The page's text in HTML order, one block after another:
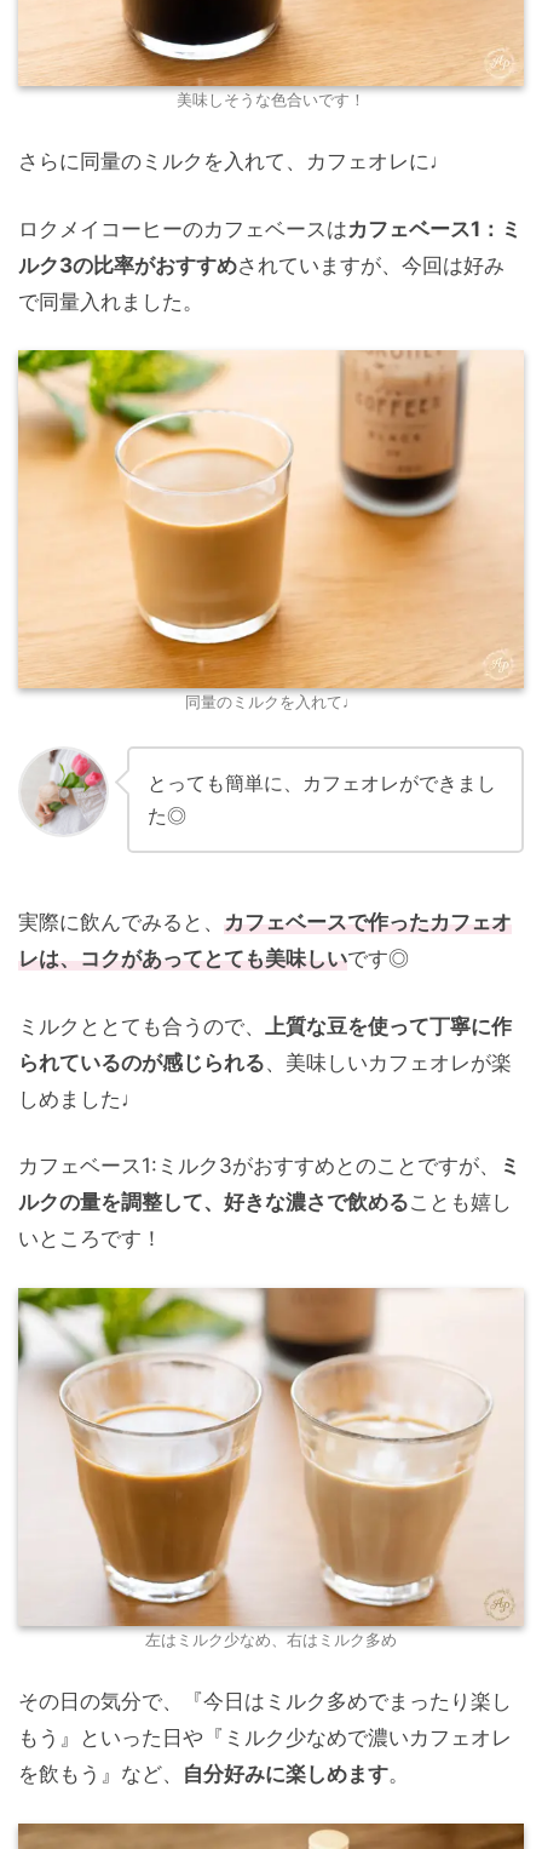
美味しそうな色合いです！
さらに同量のミルクを入れて、カフェオレに♩
ロクメイコーヒーのカフェベースはカフェベース1：ミ
ルク3の比率がおすすめされていますが、今回は好み
で同量入れました。
同量のミルクを入れて♩
とっても簡単に、カフェオレができまし
た◎
実際に飲んでみると、 カフェベースで作ったカフェオ
レは、コクがあってとても美味しいです◎
ミルクととても合うので、
上質な豆を使って丁寧に作
られているのが感じられる、美味しいカフェオレが楽
しめました♩
カフェベース1:ミルク3がおすすめとのことですが、
ミ
ルクの量を調整して、好きな濃さで飲めることも嬉し
いところです！
左はミルク少なめ、右はミルク多め
その日の気分で、『今日はミルク多めでまったり楽し
もう』といった日や『ミルク少なめで濃いカフェオレ
を飲もう』など、 自分好みに楽しめます。